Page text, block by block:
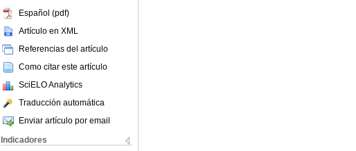
Español (pdf)
Artículo en XML
Referencias del artículo
Como citar este artículo
SciELO Analytics
Traducción automática
Enviar artículo por email
Indicadores